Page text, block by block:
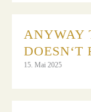
ANYWAY
15. Mai 2025